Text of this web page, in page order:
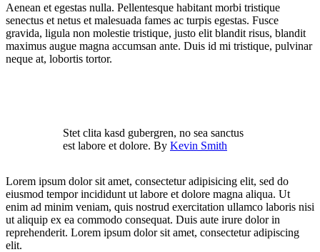
Aenean et egestas nulla. Pellentesque habitant morbi tristique
senectus et netus et malesuada fames ac turpis egestas. Fusce
gravida, ligula non molestie tristique, justo elit blandit risus, blandit
maximus augue magna accumsan ante. Duis id mi tristique, pulvinar
neque at, lobortis tortor.
Stet clita kasd gubergren, no sea sanctus
est labore et dolore. By Kevin Smith
Lorem ipsum dolor sit amet, consectetur adipisicing elit, sed do
eiusmod tempor incididunt ut labore et dolore magna aliqua. Ut
enim ad minim veniam, quis nostrud exercitation ullamco laboris nisi
ut aliquip ex ea commodo consequat. Duis aute irure dolor in
reprehenderit. Lorem ipsum dolor sit amet, consectetur adipiscing
elit.